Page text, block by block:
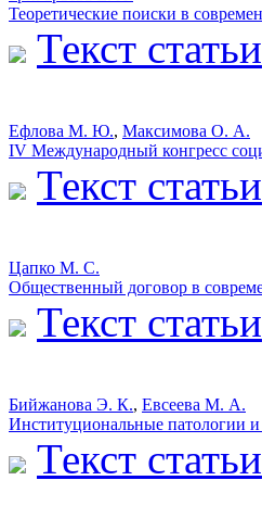
Теоретические поиски в
Текст статьи
Ефлова М. Ю., Максимова О. А.
IV Международный конгресс
Текст статьи
Цапко М. С.
Общественный договор в
Текст статьи
Бийжанова Э. К., Евсеева М. А.
Институциональные патологии
Текст статьи